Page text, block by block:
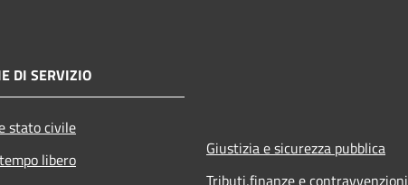
DI SERVIZIO
stato civile
libero
Giustizia e sicurezza pubblica
Tributi,finanze e contravvenzioni